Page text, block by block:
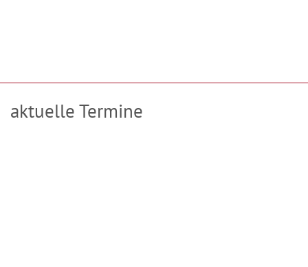
aktuelle Termine